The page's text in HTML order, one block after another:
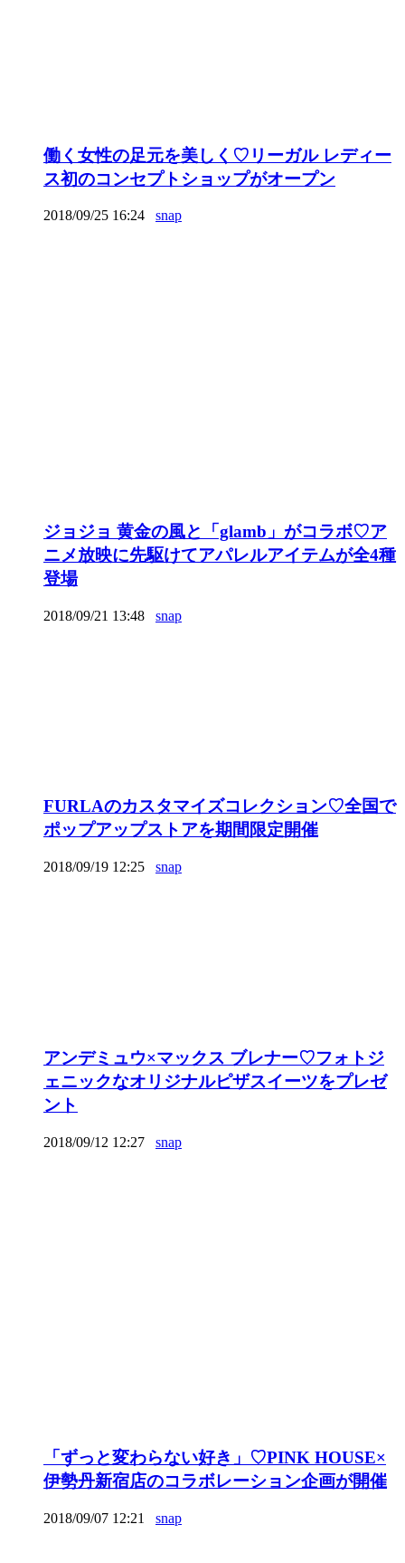
働く女性の足元を美しく♡リーガル レディー
ス初のコンセプトショップがオープン
2018/09/25 16:24 snap
ジョジョ 黄金の風と「glamb」がコラボ♡ア
ニメ放映に先駆けてアパレルアイテムが全4種
登場
2018/09/21 13:48 snap
FURLAのカスタマイズコレクション♡全国で
ポップアップストアを期間限定開催
2018/09/19 12:25 snap
アンデミュウ×マックス ブレナー♡フォトジ
ェニックなオリジナルピザスイーツをプレゼ
ント
2018/09/12 12:27 snap
「ずっと変わらない好き」♡PINK HOUSE×
伊勢丹新宿店のコラボレーション企画が開催
2018/09/07 12:21 snap